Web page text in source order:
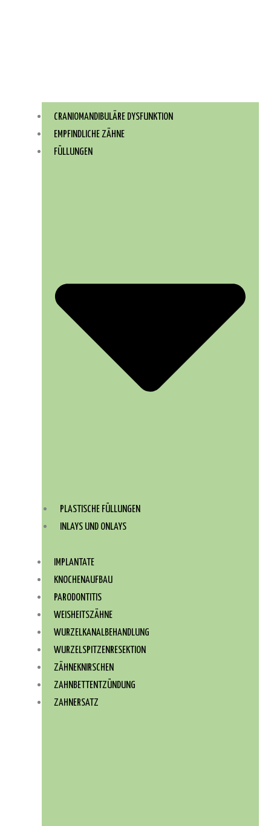
CRANIOMANDIBULÄRE DYSFUNKTION
EMPFINDLICHE ZÄHNE
FÜLLUNGEN
PLASTISCHE FÜLLUNGEN
INLAYS UND ONLAYS
IMPLANTATE
KNOCHENAUFBAU
PARODONTITIS
WEISHEITSZÄHNE
WURZEL­KANAL­BEHANDLUNG
WURZEL­SPITZEN­RESEKTION
ZÄHNEKNIRSCHEN
ZAHNBETTENTZÜNDUNG
ZAHNERSATZ